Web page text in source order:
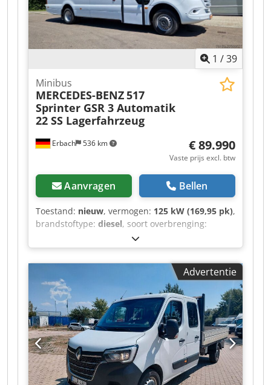
1 /39
Erbach 536 km
Minibus
MERCEDES-BENZ517
Sprinter GSR 3 Automatik
22 SS Lagerfahrzeug
€ 89.990
Vaste prijs excl. btw
Aanvragen Bellen
Toestand: nieuw, vermogen: 125 kW (169,95 pk),
brandstoftype: diesel, soort overbrenging:
, aantal zitplaatsen:
Bouwjaar:2026, Uitrusting:ABS, airconditioning,
elektronisch stabiliteitsprogramma (ESP),
, 517 Sprinter Lord
Comfort LS-voertuig Bij grotere vraag meerdere
exemplaren op korte termijn leverbaar.
Uitgevoerd met GSR3-systeem in arctisch wit.
Basisvoertuig: - 125 kW Euro 6e-motor - 9-traps
automatische transmissie - Voorairconditioning 7
kW + Webasto-airconditioning in de
passagiersruimte 12 kW - Standkachel -
Geveerde bestuurdersstoel met stoelverwarming
Advertentie